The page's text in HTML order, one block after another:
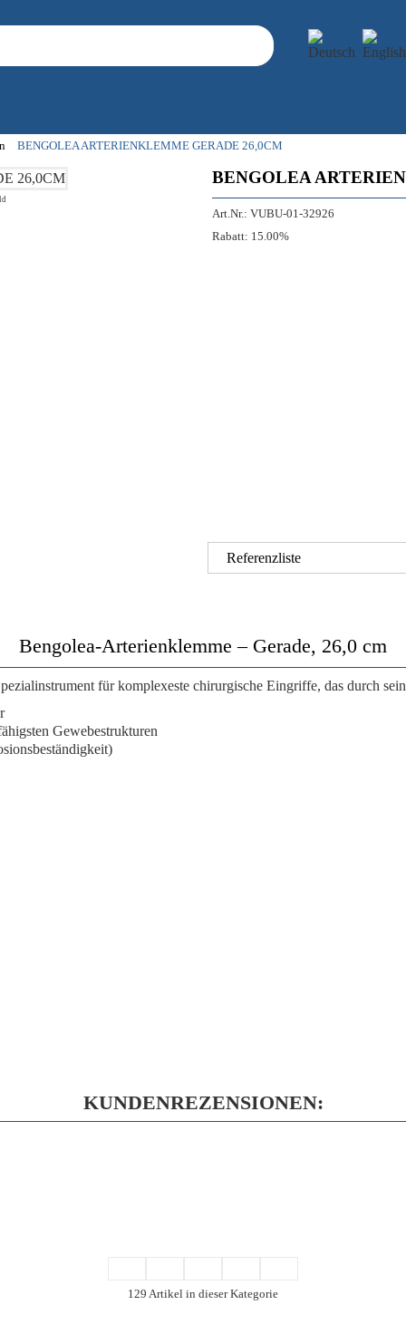
BENGOLEA ARTERIENKLEMME GERADE 26,0CM
BENGOLEA
Art.Nr.: VUBU-01-32926
Rabatt: 15.00%
Referenzliste
Bengolea-Arterienklemme – Gerade, 26,0 cm
für komplexeste chirurgische Eingriffe, das durch
Gewebestrukturen
KUNDENREZENSIONEN:
129 Artikel in dieser Kategorie